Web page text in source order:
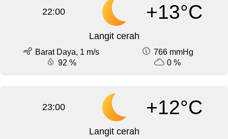
22:00 +13°C
Langit cerah
Barat Daya, 1 m/s
766 mmHg
92 %
0 %
23:00 +12°C
Langit cerah